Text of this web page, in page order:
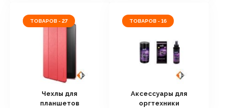
Чехлы для
планшетов
ТОВАРОВ - 27
Аксессуары для
оргтехники
ТОВАРОВ - 16